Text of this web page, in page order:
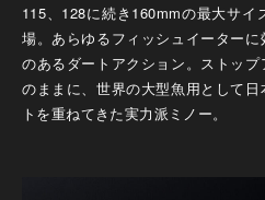
115、128に続き160mmの最大サ
場。あらゆるフィッシュイーター
のあるダートアクション。ストッ
のままに、世界の大型魚用として
トを重ねてきた実力派ミノー。